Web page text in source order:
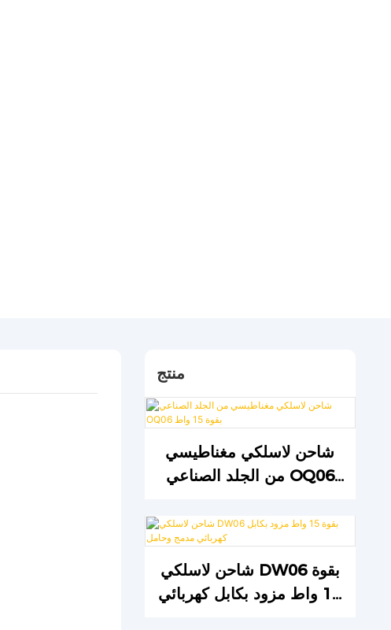
منتج
شاحن لاسلكي مغناطيسي
من الجلد الصناعي OQ06
شاحن لاسلكي DW06 بقوة
15 واط مزود بكابل كهربائي